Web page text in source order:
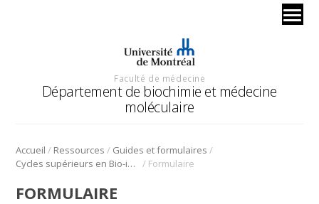
Faculté de médecine
Département de biochimie et médecine
moléculaire
Accueil / Ressources / Guides et formulaires /
Cycles supérieurs en Bio-informatique
/ Formulaire
FORMULAIRE